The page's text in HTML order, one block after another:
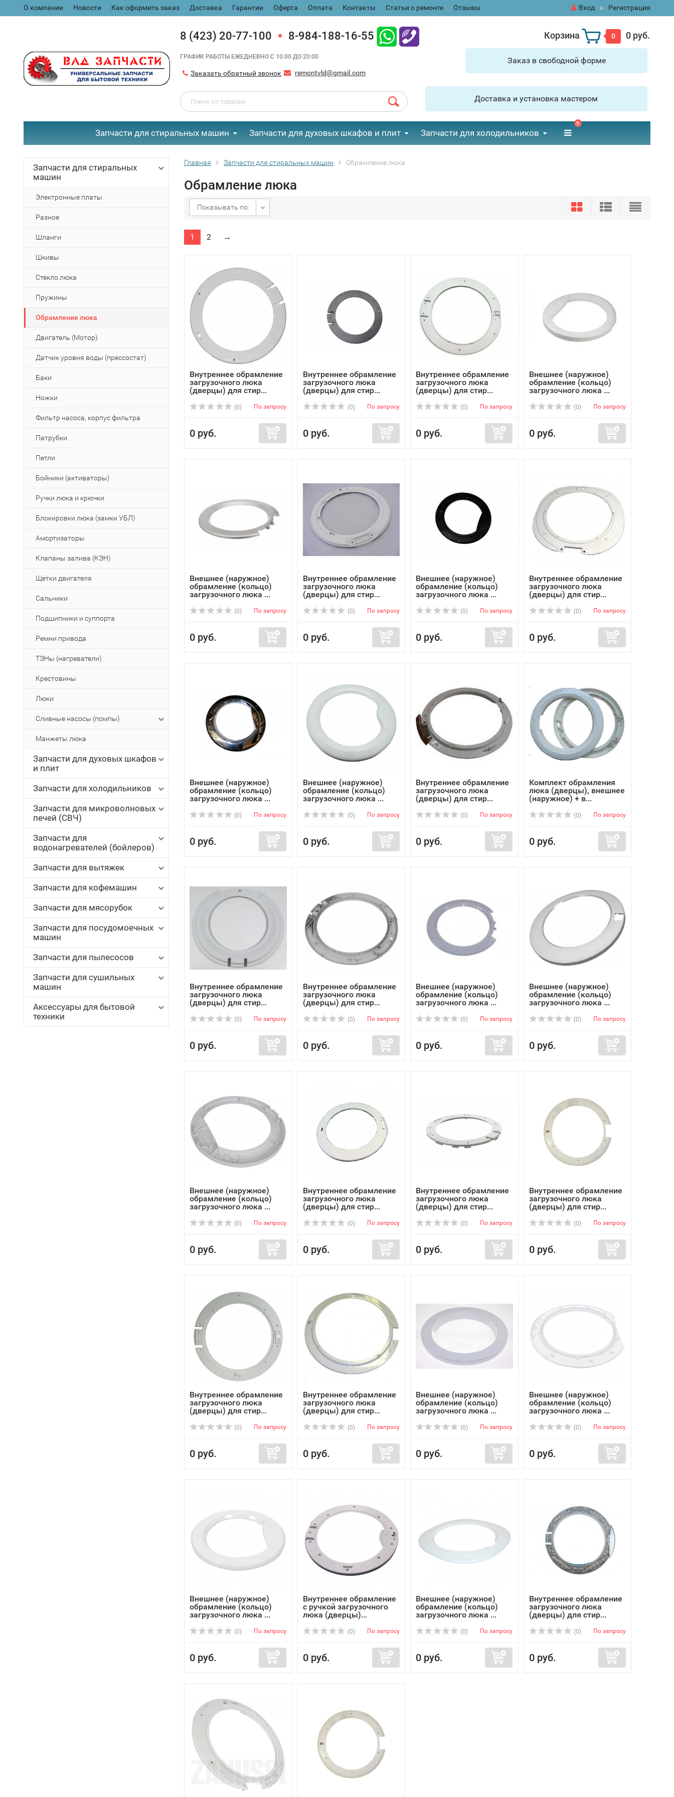
О компании Новости Как оформить заказ Доставка Гарантии Оферта Оплата Контакты Статьи о ремонте Отзывы Вход Регистрация
8 (423) 20-77-100 8-984-188-16-55
ГРАФИК РАБОТЫ ЕЖЕДНЕВНО С 10:00 ДО 20:00
Заказать обратный звонок remontvld@gmail.com
Корзина 0 0 руб.
Заказ в свободной форме
Доставка и установка мастером
Запчасти для стиральных машин Запчасти для духовых шкафов и плит Запчасти для холодильников
9
Запчасти для стиральных
машин
Электронные платы
Разное
Шланги
Шкивы
Стекло люка
Пружины
Обрамление люка
Двигатель (Мотор)
Датчик уровня воды (прессостат)
Баки
Ножки
Фильтр насоса, корпус фильтра
Патрубки
Петли
Бойники (активаторы)
Ручки люка и крючки
Блокировки люка (замки УБЛ)
Амортизаторы
Клапаны залива (КЭН)
Щетки двигателя
Сальники
Подшипники и суппорта
Ремни привода
ТЭНы (нагреватели)
Крестовины
Люки
Сливные насосы (помпы)
Манжеты люка
Запчасти для духовых шкафов
и плит
Запчасти для холодильников
Запчасти для микроволновых
печей (СВЧ)
Запчасти для
водонагревателей (бойлеров)
Запчасти для вытяжек
Запчасти для кофемашин
Запчасти для мясорубок
Запчасти для посудомоечных
машин
Запчасти для пылесосов
Запчасти для сушильных
машин
Аксессуары для бытовой
техники
Главная Запчасти для стиральных машин Обрамление люка
Обрамление люка
Показывать по:
1 2 →
Внутреннее обрамление
загрузочного люка
(дверцы) для стир...
(0) По запросу
0 руб.
Внутреннее обрамление
загрузочного люка
(дверцы) для стир...
(0) По запросу
0 руб.
Внутреннее обрамление
загрузочного люка
(дверцы) для стир...
(0) По запросу
0 руб.
Внешнее (наружное)
обрамление (кольцо)
загрузочного люка ...
(0) По запросу
0 руб.
Внешнее (наружное)
обрамление (кольцо)
загрузочного люка ...
(0) По запросу
0 руб.
Внутреннее обрамление
загрузочного люка
(дверцы) для стир...
(0) По запросу
0 руб.
Внешнее (наружное)
обрамление (кольцо)
загрузочного люка ...
(0) По запросу
0 руб.
Внутреннее обрамление
загрузочного люка
(дверцы) для стир...
(0) По запросу
0 руб.
Внешнее (наружное)
обрамление (кольцо)
загрузочного люка ...
(0) По запросу
0 руб.
Внешнее (наружное)
обрамление (кольцо)
загрузочного люка ...
(0) По запросу
0 руб.
Внутреннее обрамление
загрузочного люка
(дверцы) для стир...
(0) По запросу
0 руб.
Комплект обрамления
люка (дверцы), внешнее
(наружное) + в...
(0) По запросу
0 руб.
Внутреннее обрамление
загрузочного люка
(дверцы) для стир...
(0) По запросу
0 руб.
Внутреннее обрамление
загрузочного люка
(дверцы) для стир...
(0) По запросу
0 руб.
Внешнее (наружное)
обрамление (кольцо)
загрузочного люка ...
(0) По запросу
0 руб.
Внешнее (наружное)
обрамление (кольцо)
загрузочного люка ...
(0) По запросу
0 руб.
Внешнее (наружное)
обрамление (кольцо)
загрузочного люка ...
(0) По запросу
0 руб.
Внутреннее обрамление
загрузочного люка
(дверцы) для стир...
(0) По запросу
0 руб.
Внутреннее обрамление
загрузочного люка
(дверцы) для стир...
(0) По запросу
0 руб.
Внутреннее обрамление
загрузочного люка
(дверцы) для стир...
(0) По запросу
0 руб.
Внутреннее обрамление
загрузочного люка
(дверцы) для стир...
(0) По запросу
0 руб.
Внутреннее обрамление
загрузочного люка
(дверцы) для стир...
(0) По запросу
0 руб.
Внешнее (наружное)
обрамление (кольцо)
загрузочного люка ...
(0) По запросу
0 руб.
Внешнее (наружное)
обрамление (кольцо)
загрузочного люка ...
(0) По запросу
0 руб.
Внешнее (наружное)
обрамление (кольцо)
загрузочного люка ...
(0) По запросу
0 руб.
Внутреннее обрамление
с ручкой загрузочного
люка (дверцы)...
(0) По запросу
0 руб.
Внешнее (наружное)
обрамление (кольцо)
загрузочного люка ...
(0) По запросу
0 руб.
Внутреннее обрамление
загрузочного люка
(дверцы) для стир...
(0) По запросу
0 руб.